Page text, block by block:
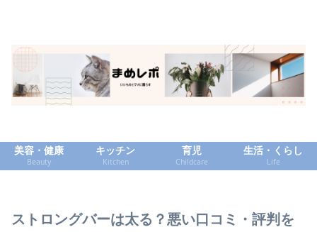
美容・健康
Beauty
キッチン
Kitchen
育児
Childcare
生活・くらし
Life
ストロングバーは太る？悪い口コミ・評判を